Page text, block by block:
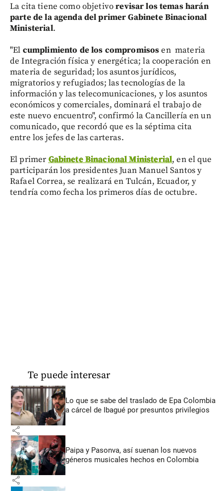
La cita tiene como objetivorevisar los temas harán
parte de la agenda del primer Gabinete Binacional
Ministerial.
"El cumplimiento de los compromisosen materia
de Integración física y energética; la cooperación en
materia de seguridad; los asuntos jurídicos,
migratorios y refugiados; las tecnologías de la
información y las telecomunicaciones, y los asuntos
económicos y comerciales, dominará el trabajo de
este nuevo encuentro", confirmó la Cancillería en un
comunicado, que recordó que es la séptima cita
entre los jefes de las carteras.
El primer Gabinete Binacional Ministerial, en el que
participarán los presidentes Juan Manuel Santos y
Rafael Correa, se realizará en Tulcán, Ecuador, y
tendría como fecha los primeros días de octubre.
Te puede interesar
Lo que se sabe del traslado de Epa Colombia
a cárcel de Ibagué por presuntos privilegios
share
Paipa y Pasonva, así suenan los nuevos
géneros musicales hechos en Colombia
share